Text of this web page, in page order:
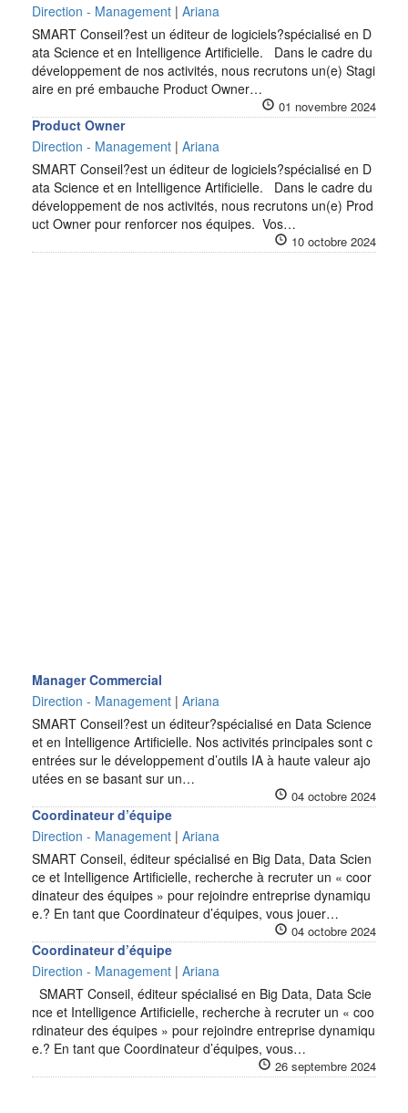
Direction - Management | Ariana
SMART Conseil?est un éditeur de logiciels?spécialisé en D
ata Science et en Intelligence Artificielle. Dans le cadre du
développement de nos activités, nous recrutons un(e) Stagi
aire en pré embauche Product Owner…
01 novembre 2024
Product Owner
Direction - Management | Ariana
SMART Conseil?est un éditeur de logiciels?spécialisé en D
ata Science et en Intelligence Artificielle. Dans le cadre du
développement de nos activités, nous recrutons un(e) Prod
uct Owner pour renforcer nos équipes. Vos…
10 octobre 2024
Manager Commercial
Direction - Management | Ariana
SMART Conseil?est un éditeur?spécialisé en Data Science
et en Intelligence Artificielle. Nos activités principales sont c
entrées sur le développement d’outils IA à haute valeur ajo
utées en se basant sur un…
04 octobre 2024
Coordinateur d’équipe
Direction - Management | Ariana
SMART Conseil, éditeur spécialisé en Big Data, Data Scien
ce et Intelligence Artificielle, recherche à recruter un « coor
dinateur des équipes » pour rejoindre entreprise dynamiqu
e.? En tant que Coordinateur d’équipes, vous jouer…
04 octobre 2024
Coordinateur d’équipe
Direction - Management | Ariana
SMART Conseil, éditeur spécialisé en Big Data, Data Scie
nce et Intelligence Artificielle, recherche à recruter un « coo
rdinateur des équipes » pour rejoindre entreprise dynamiqu
e.? En tant que Coordinateur d’équipes, vous…
26 septembre 2024